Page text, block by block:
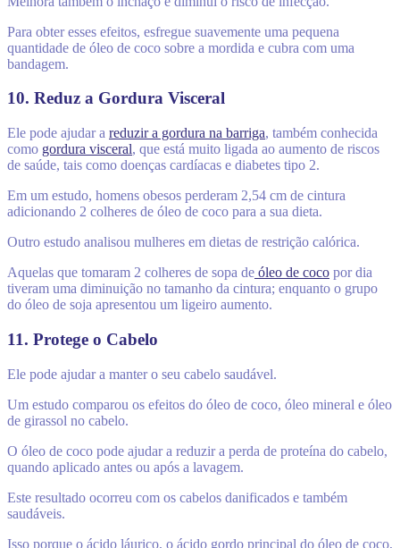
Para obter esses efeitos, esfregue suavemente uma pequena
quantidade de óleo de coco sobre a mordida e cubra com uma
bandagem.
10. Reduz a Gordura Visceral
Ele pode ajudar a reduzir a gordura na barriga, também conhecida
como gordura visceral, que está muito ligada ao aumento de riscos
de saúde, tais como doenças cardíacas e diabetes tipo 2.
Em um estudo, homens obesos perderam 2,54 cm de cintura
adicionando 2 colheres de óleo de coco para a sua dieta.
Outro estudo analisou mulheres em dietas de restrição calórica.
Aquelas que tomaram 2 colheres de sopa de óleo de coco por dia
tiveram uma diminuição no tamanho da cintura; enquanto o grupo
do óleo de soja apresentou um ligeiro aumento.
11. Protege o Cabelo
Ele pode ajudar a manter o seu cabelo saudável.
Um estudo comparou os efeitos do óleo de coco, óleo mineral e óleo
de girassol no cabelo.
O óleo de coco pode ajudar a reduzir a perda de proteína do cabelo,
quando aplicado antes ou após a lavagem.
Este resultado ocorreu com os cabelos danificados e também
saudáveis.
Isso porque o ácido láurico, o ácido gordo principal do óleo de coco,